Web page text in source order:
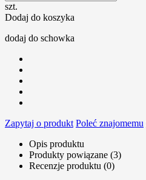
szt.
Dodaj do koszyka
dodaj do schowka
Zapytaj o produkt Poleć znajomemu
Opis produktu
Produkty powiązane (3)
Recenzje produktu (0)